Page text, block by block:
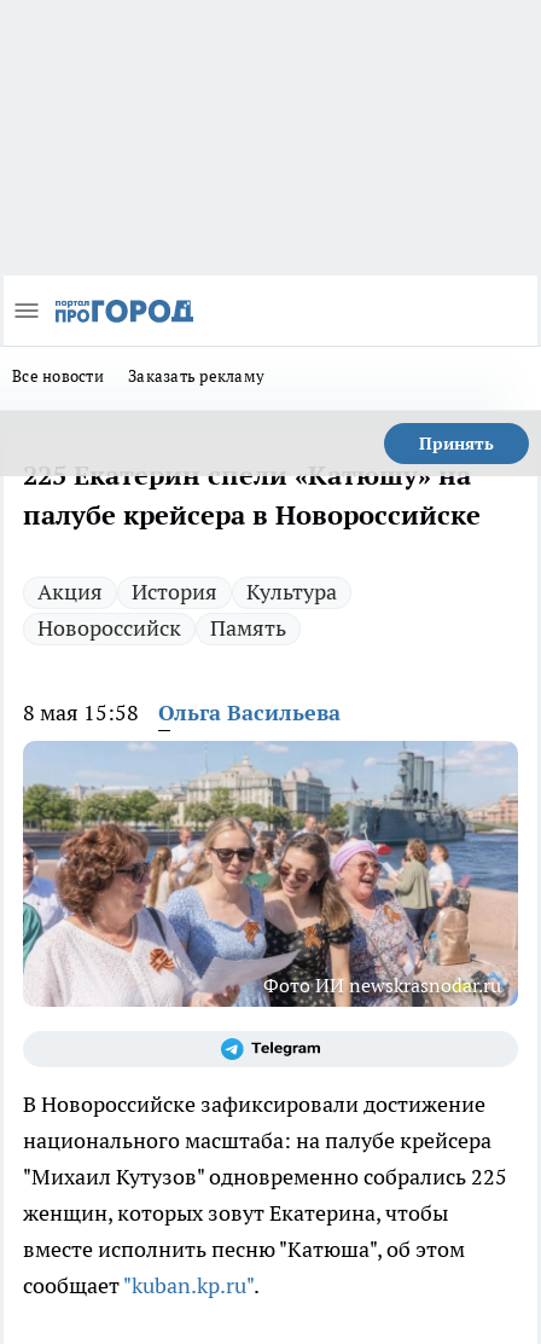
Все новости Заказать рекламу
Принять
225 Екатерин спели «Катюшу» на
палубе крейсера в Новороссийске
Акция История
Культура
Новороссийск
Память
8 мая 15:58 Ольга Васильева
Фото ИИ newskrasnodar.ru
В Новороссийске зафиксировали достижение
национального масштаба: на палубе крейсера
"Михаил Кутузов" одновременно собрались 225
женщин, которых зовут Екатерина, чтобы
вместе исполнить песню "Катюша", об этом
сообщает"kuban.kp.ru".